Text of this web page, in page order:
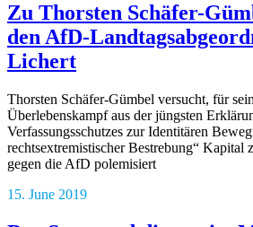
Zu Thorsten Schäfer-
den AfD-
Lichert
Thorsten Schäfer-Gümbel versucht, für
Überlebenskampf aus der jüngsten
Verfassungsschutzes zur Identitären
rechtsextremistischer Bestrebung“ Kapital
gegen die AfD polemisiert
15. June 2019